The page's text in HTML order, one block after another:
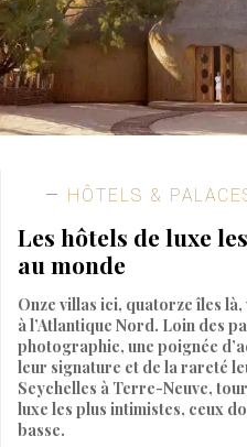
HÔTELS &
Les hôtels de luxe
au monde
Onze villas ici, quatorze îles
à l’Atlantique Nord. Loin des
photographie, une poignée
leur signature et de la rareté
Seychelles à Terre-Neuve,
luxe les plus intimistes, ceux
basse.